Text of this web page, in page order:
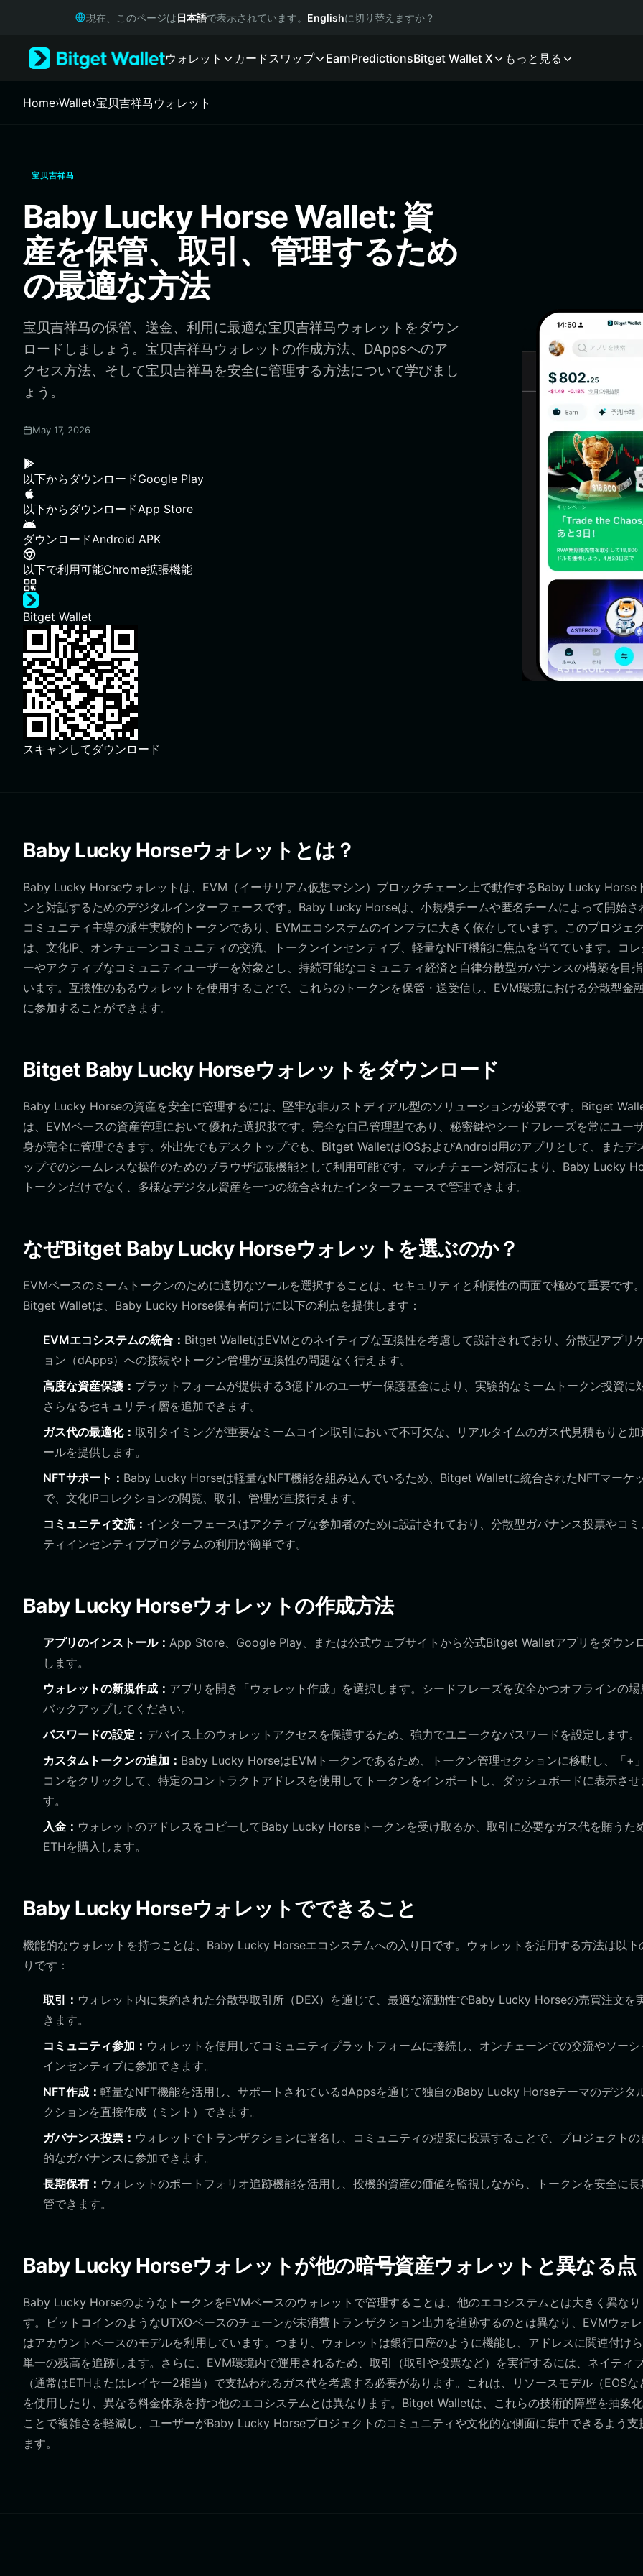
Русский
Italiano
繁體中文
Bahasa Indonesia
ภาษาไทย
Español
Português (Brasil)
Español (Argentina)
現在、このページは日本語で表示されています。 Englishに切り替えますか？
ウォレット カードスワップ EarnPredictionsBitget Wallet X もっと見る
Home›Wallet›宝贝吉祥马ウォレット
宝贝吉祥马
Baby Lucky Horse Wallet: 資
産を保管、取引、管理するため
の最適な方法
宝贝吉祥马の保管、送金、利用に最適な宝贝吉祥马ウォレットをダウン
ロードしましょう。宝贝吉祥马ウォレットの作成方法、DAppsへのア
クセス方法、そして宝贝吉祥马を安全に管理する方法について学びまし
ょう。
May 17, 2026
以下からダウンロードGoogle Play
以下からダウンロードApp Store
ダウンロードAndroid APK
以下で利用可能Chrome拡張機能
Bitget Wallet
スキャンしてダウンロード
Baby Lucky Horseウォレットとは？
Baby Lucky Horseウォレットは、EVM（イーサリアム仮想マシン）ブロックチェーン上で動作するBaby Lucky Horse
ンと対話するためのデジタルインターフェースです。Baby Lucky Horseは、小規模チームや匿名チームによって開始さ
コミュニティ主導の派生実験的トークンであり、EVMエコシステムのインフラに大きく依存しています。このプロジェ
は、文化IP、オンチェーンコミュニティの交流、トークンインセンティブ、軽量なNFT機能に焦点を当てています。コレ
ーやアクティブなコミュニティユーザーを対象とし、持続可能なコミュニティ経済と自律分散型ガバナンスの構築を目
います。互換性のあるウォレットを使用することで、これらのトークンを保管・送受信し、EVM環境における分散型金
に参加することができます。
Bitget Baby Lucky Horseウォレットをダウンロード
Baby Lucky Horseの資産を安全に管理するには、堅牢な非カストディアル型のソリューションが必要です。Bitget
は、EVMベースの資産管理において優れた選択肢です。完全な自己管理型であり、秘密鍵やシードフレーズを常にユー
身が完全に管理できます。外出先でもデスクトップでも、Bitget WalletはiOSおよびAndroid用のアプリとして、またデ
ップでのシームレスな操作のためのブラウザ拡張機能として利用可能です。マルチチェーン対応により、Baby Lucky
トークンだけでなく、多様なデジタル資産を一つの統合されたインターフェースで管理できます。
なぜBitget Baby Lucky Horseウォレットを選ぶのか？
EVMベースのミームトークンのために適切なツールを選択することは、セキュリティと利便性の両面で極めて重要です。
Bitget Walletは、Baby Lucky Horse保有者向けに以下の利点を提供します：
EVMエコシステムの統合： Bitget WalletはEVMとのネイティブな互換性を考慮して設計されており、分散型アプリ
ョン（dApps）への接続やトークン管理が互換性の問題なく行えます。
高度な資産保護： プラットフォームが提供する3億ドルのユーザー保護基金により、実験的なミームトークン投資に
さらなるセキュリティ層を追加できます。
ガス代の最適化： 取引タイミングが重要なミームコイン取引において不可欠な、リアルタイムのガス代見積もりと加
ールを提供します。
NFTサポート： Baby Lucky Horseは軽量なNFT機能を組み込んでいるため、Bitget Walletに統合されたNFTマーケ
で、文化IPコレクションの閲覧、取引、管理が直接行えます。
コミュニティ交流： インターフェースはアクティブな参加者のために設計されており、分散型ガバナンス投票やコミ
ティインセンティブプログラムの利用が簡単です。
Baby Lucky Horseウォレットの作成方法
アプリのインストール： App Store、Google Play、または公式ウェブサイトから公式Bitget Walletアプリをダウン
します。
ウォレットの新規作成： アプリを開き「ウォレット作成」を選択します。シードフレーズを安全かつオフラインの場
バックアップしてください。
パスワードの設定： デバイス上のウォレットアクセスを保護するため、強力でユニークなパスワードを設定します。
カスタムトークンの追加： Baby Lucky HorseはEVMトークンであるため、トークン管理セクションに移動し、「+
コンをクリックして、特定のコントラクトアドレスを使用してトークンをインポートし、ダッシュボードに表示させ
す。
入金： ウォレットのアドレスをコピーしてBaby Lucky Horseトークンを受け取るか、取引に必要なガス代を賄うた
ETHを購入します。
Baby Lucky Horseウォレットでできること
機能的なウォレットを持つことは、Baby Lucky Horseエコシステムへの入り口です。ウォレットを活用する方法は以下
りです：
取引： ウォレット内に集約された分散型取引所（DEX）を通じて、最適な流動性でBaby Lucky Horseの売買注文を
きます。
コミュニティ参加： ウォレットを使用してコミュニティプラットフォームに接続し、オンチェーンでの交流やソーシ
インセンティブに参加できます。
NFT作成： 軽量なNFT機能を活用し、サポートされているdAppsを通じて独自のBaby Lucky Horseテーマのデジタ
クションを直接作成（ミント）できます。
ガバナンス投票： ウォレットでトランザクションに署名し、コミュニティの提案に投票することで、プロジェクトの
的なガバナンスに参加できます。
長期保有： ウォレットのポートフォリオ追跡機能を活用し、投機的資産の価値を監視しながら、トークンを安全に長
管できます。
Baby Lucky Horseウォレットが他の暗号資産ウォレットと異なる点
Baby Lucky HorseのようなトークンをEVMベースのウォレットで管理することは、他のエコシステムとは大きく異なり
す。ビットコインのようなUTXOベースのチェーンが未消費トランザクション出力を追跡するのとは異なり、EVMウォレ
はアカウントベースのモデルを利用しています。つまり、ウォレットは銀行口座のように機能し、アドレスに関連付け
単一の残高を追跡します。さらに、EVM環境内で運用されるため、取引（取引や投票など）を実行するには、ネイティ
（通常はETHまたはレイヤー2相当）で支払われるガス代を考慮する必要があります。これは、リソースモデル（EOSな
を使用したり、異なる料金体系を持つ他のエコシステムとは異なります。Bitget Walletは、これらの技術的障壁を抽象
ことで複雑さを軽減し、ユーザーがBaby Lucky Horseプロジェクトのコミュニティや文化的な側面に集中できるよう支
ます。